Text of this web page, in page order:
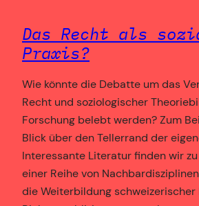
Das Recht als
Praxis?
Wie könnte die Debatte um das
Recht und soziologischer
Forschung belebt werden? Zum
Blick über den Tellerrand der
Interessante Literatur finden wir
einer Reihe von
die Weiterbildung schweizerischer